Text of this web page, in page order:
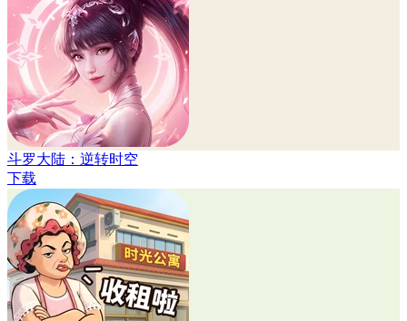
斗罗大陆：逆转时空
下载